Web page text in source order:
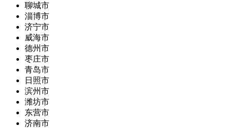
聊城市
淄博市
济宁市
威海市
德州市
枣庄市
青岛市
日照市
滨州市
潍坊市
东营市
济南市